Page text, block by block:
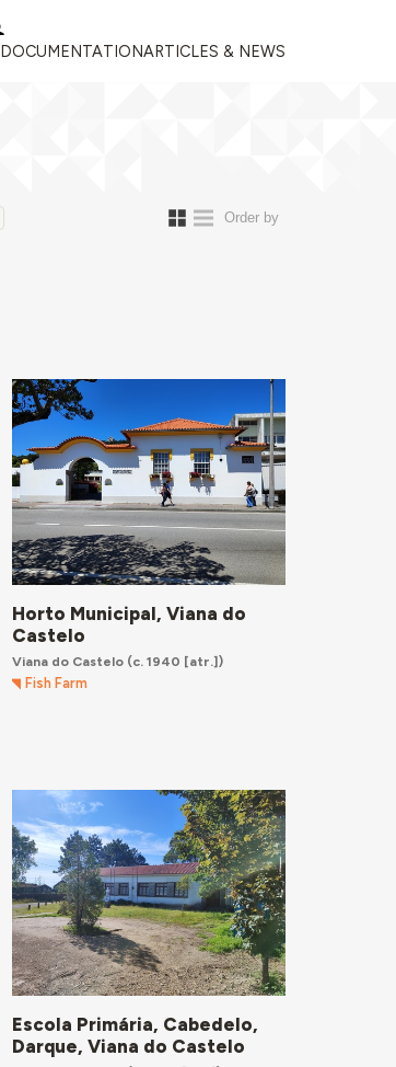
DOCUMENTATIONARTICLES & NEWS
Horto Municipal, Viana do
Castelo
Viana do Castelo(c. 1940 [atr.])
Fish Farm
Escola Primária, Cabedelo,
Darque, Viana do Castelo